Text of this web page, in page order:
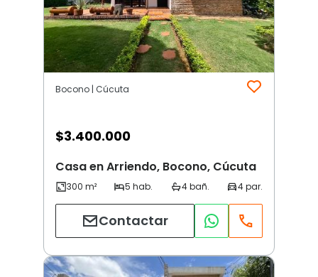
Bocono | Cúcuta
$3.400.000
Casa en Arriendo, Bocono, Cúcuta
Contactar